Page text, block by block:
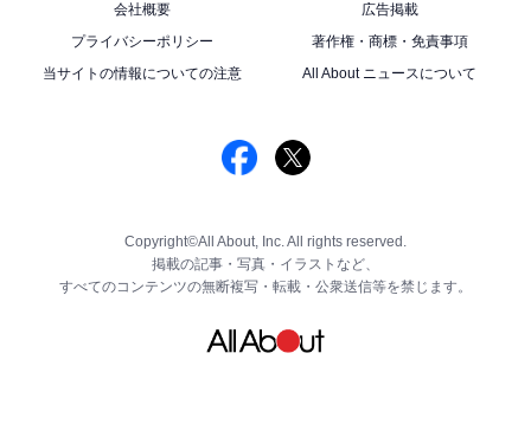
会社概要
広告掲載
プライバシーポリシー
著作権・商標・免責事項
当サイトの情報についての注意
All About ニュースについて
Copyright©All About, Inc. All rights reserved.
掲載の記事・写真・イラストなど、
すべてのコンテンツの無断複写・転載・公衆送信等を禁じます。